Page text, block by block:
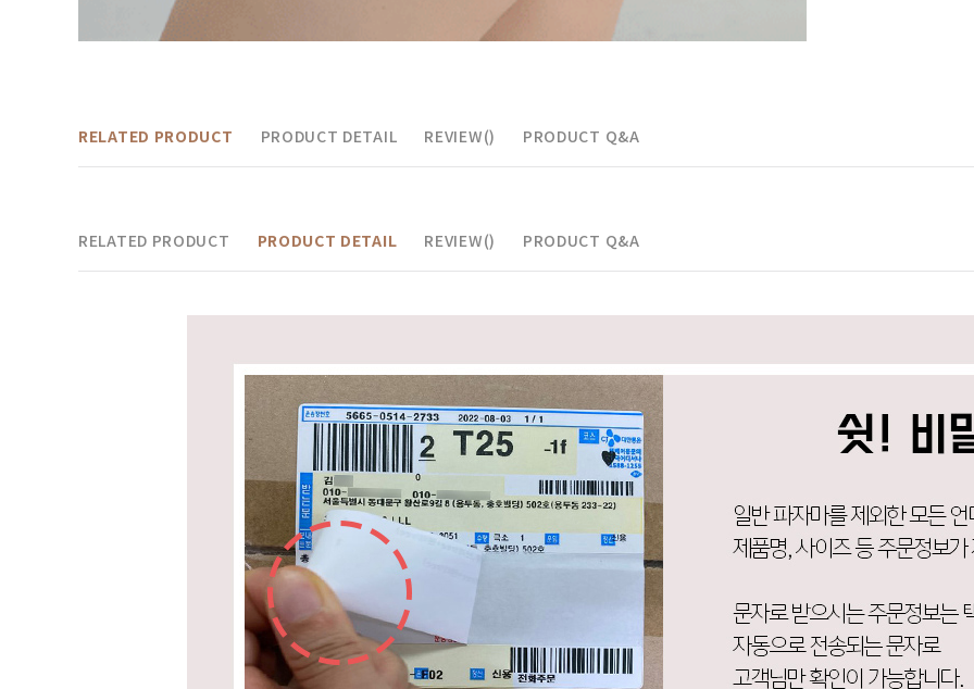
RELATED PRODUCT PRODUCT DETAIL REVIEW() PRODUCT Q&A
RELATED PRODUCT PRODUCT DETAIL REVIEW() PRODUCT Q&A